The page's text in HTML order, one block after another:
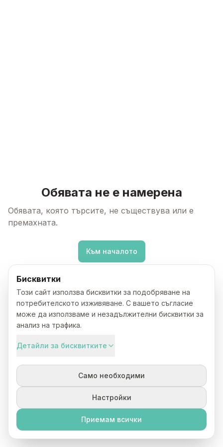
Обявата не е намерена
Обявата, която търсите, не съществува или е
премахната.
Към началото
Бисквитки
Този сайт използва бисквитки за подобряване на
потребителското изживяване. С вашето съгласие
може да използваме и незадължителни бисквитки за
анализ на трафика.
Детайли за бисквитките
Само необходими
Настройки
Приемам всички